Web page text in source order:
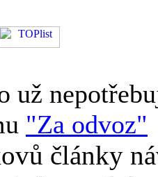
už
"Za odvoz"
články